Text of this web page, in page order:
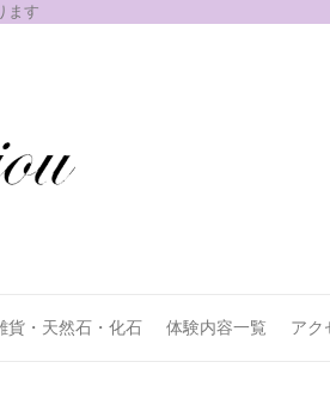
ます
貨・天然石・化石 体験内容一覧 アク